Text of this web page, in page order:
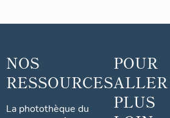
NOS
RESSOURCES
La photothèque du
POUR
ALLER
PLUS